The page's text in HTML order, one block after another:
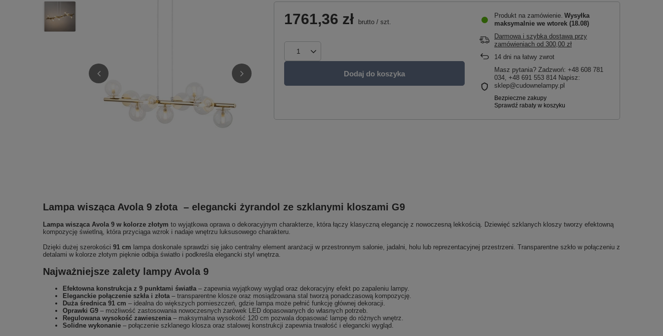
1761,36 zł brutto / szt.
Dodaj do koszyka
Produkt na zamówienie Wysyłka
maksymalnie we wtorek (18.08)
Darmowa i szybka dostawa przy
zamówieniach od 300,00 zł
14 dni na łatwy zwrot
Masz pytania? Zadzwoń: +48 608 781
034, +48 691 553 814 Napisz:
sklep@cudownelampy.pl
Lampa wisząca Avola 9 złota – elegancki żyrandol ze szklanymi kloszami G9
Lampa wisząca Avola 9 w kolorze złotym to wyjątkowa oprawa o dekoracyjnym charakterze, która łączy klasyczną elegancję z nowoczesną lekkością. Dziewięć szklanych kloszy tworzy efektowną
kompozycję świetlną, która przyciąga wzrok i nadaje wnętrzu luksusowego charakteru.
Dzięki dużej szerokości 91 cm lampa doskonale sprawdzi się jako centralny element aranżacji w przestronnym salonie, jadalni, holu lub reprezentacyjnej przestrzeni. Transparentne szkło w połączeniu z
detalami w kolorze złotym pięknie odbija światło i podkreśla elegancki styl wnętrza.
Najważniejsze zalety lampy Avola 9
Efektowna konstrukcja z 9 punktami światła– zapewnia wyjątkowy wygląd oraz dekoracyjny efekt po zapaleniu lampy.
Eleganckie połączenie szkła i złota– transparentne klosze oraz mosiądzowana stal tworzą ponadczasową kompozycję.
Duża średnica 91 cm – idealna do większych pomieszczeń, gdzie lampa może pełnić funkcję głównej dekoracji.
Oprawki G9 – możliwość zastosowania nowoczesnych żarówek LED dopasowanych do własnych potrzeb.
Regulowana wysokość zawieszenia– maksymalna wysokość 120 cm pozwala dopasować lampę do różnych wnętrz.
Solidne wykonanie – połączenie szklanego klosza oraz stalowej konstrukcji zapewnia trwałość i elegancki wygląd.